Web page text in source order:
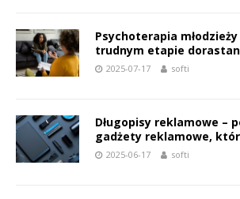
Psychoterapia
trudnym etapie
2025-07-17 softi
Długopisy reklamowe –
gadżety reklamowe,
2025-06-17 softi